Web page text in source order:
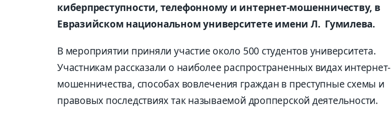
киберпреступности, телефонному и интернет-мошенничеству, в
Евразийском национальном университете имени Л. Гумилева.
В мероприятии приняли участие около 500 студентов университета.
Участникам рассказали о наиболее распространенных видах интернет-
мошенничества, способах вовлечения граждан в преступные схемы и
правовых последствиях так называемой дропперской деятельности.